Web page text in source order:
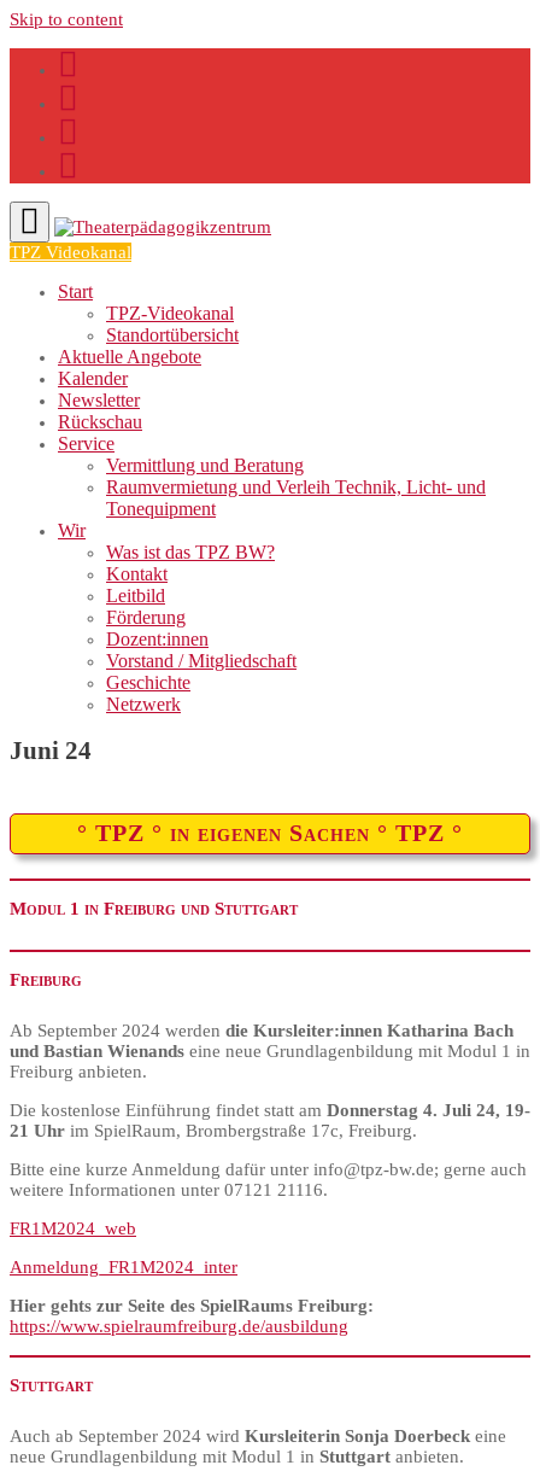
Skip to content
TPZ Videokanal
Start
TPZ-Videokanal
Standortübersicht
Aktuelle Angebote
Kalender
Newsletter
Rückschau
Service
Vermittlung und Beratung
Raumvermietung und Verleih Technik, Licht- und
Tonequipment
Wir
Was ist das TPZ BW?
Kontakt
Leitbild
Förderung
Dozent:innen
Vorstand / Mitgliedschaft
Geschichte
Netzwerk
Juni 24
° TPZ ° in eigenen Sachen ° TPZ °
Modul 1 in Freiburg und Stuttgart
Freiburg
Ab September 2024 werden die Kursleiter:innen Katharina Bach
und Bastian Wienands eine neue Grundlagenbildung mit Modul 1 in
Freiburg anbieten.
Die kostenlose Einführung findet statt am Donnerstag 4. Juli 24, 19-
21 Uhr im SpielRaum, Brombergstraße 17c, Freiburg.
Bitte eine kurze Anmeldung dafür unter info@tpz-bw.de; gerne auch
weitere Informationen unter 07121 21116.
FR1M2024_web
Anmeldung_FR1M2024_inter
Hier gehts zur Seite des SpielRaums Freiburg:
https://www.spielraumfreiburg.de/ausbildung
Stuttgart
Auch ab September 2024 wird Kursleiterin Sonja Doerbeck eine
neue Grundlagenbildung mit Modul 1 in Stuttgart anbieten.